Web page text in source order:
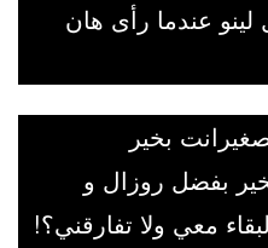
لينو عندما رأى هان
بخير
بفضل روزال و
معي ولا تفارقني؟!